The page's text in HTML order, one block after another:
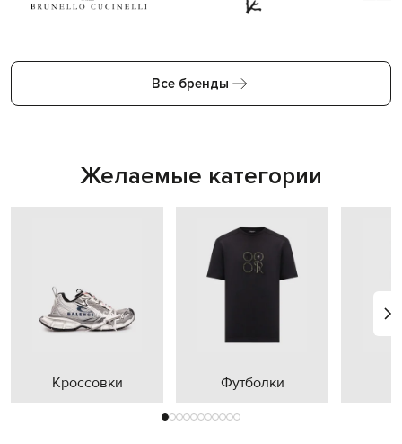
Все бренды
Желаемые категории
Кроссовки Футболки